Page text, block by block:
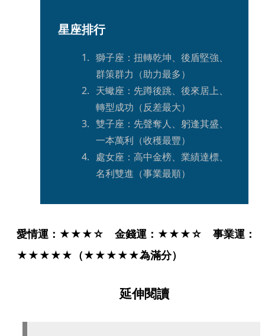
星座排行
獅子座：扭轉乾坤、後盾堅強、
群策群力（助力最多）
天蠍座：先蹲後跳、後來居上、
轉型成功（反差最大）
雙子座：先聲奪人、躬逢其盛、
一本萬利（收穫最豐）
處女座：高中金榜、業績達標、
名利雙進（事業最順）
愛情運：★★★☆　金錢運：★★★☆　事業運：
★★★★★（★★★★★為滿分）
延伸閱讀